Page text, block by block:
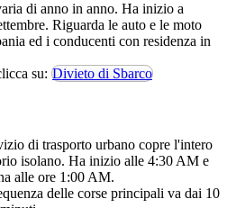
di anno in anno. Ha inizio a
Riguarda le auto e le moto
ed i conducenti con residenza in
su: Divieto di Sbarco
di trasporto urbano copre l'intero
isolano. Ha inizio alle 4:30 AM e
alle ore 1:00 AM.
delle corse principali va dai 10